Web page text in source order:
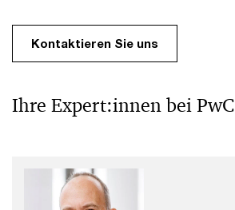
Kontaktieren Sie uns
Ihre Expert:innen bei PwC